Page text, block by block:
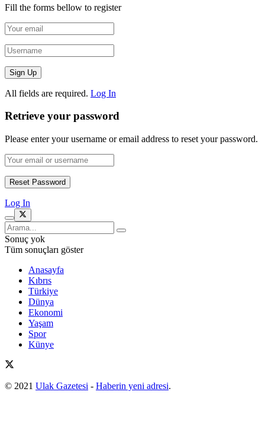
Fill the forms bellow to register
All fields are required. Log In
Retrieve your password
Please enter your username or email address to reset your password.
Log In
Sonuç yok
Tüm sonuçları göster
Anasayfa
Kıbrıs
Türkiye
Dünya
Ekonomi
Yaşam
Spor
Künye
© 2021 Ulak Gazetesi - Haberin yeni adresi.